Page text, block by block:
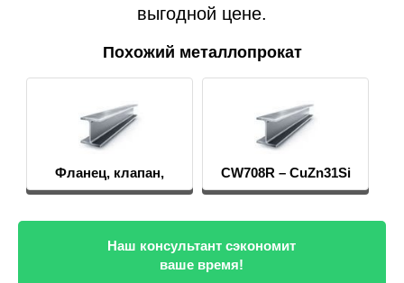
выгодной цене.
Похожий металлопрокат
Фланец, клапан,
арматура
CW708R – CuZn31Si
Наш консультант сэкономит
ваше время!